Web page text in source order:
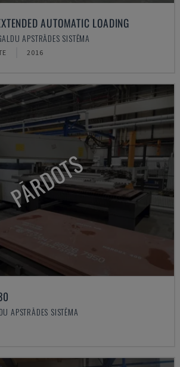
AUTOMATIC LOADING
APSTRĀDES SISTĒMA
2016
PĀRDOTS
APSTRĀDES SISTĒMA